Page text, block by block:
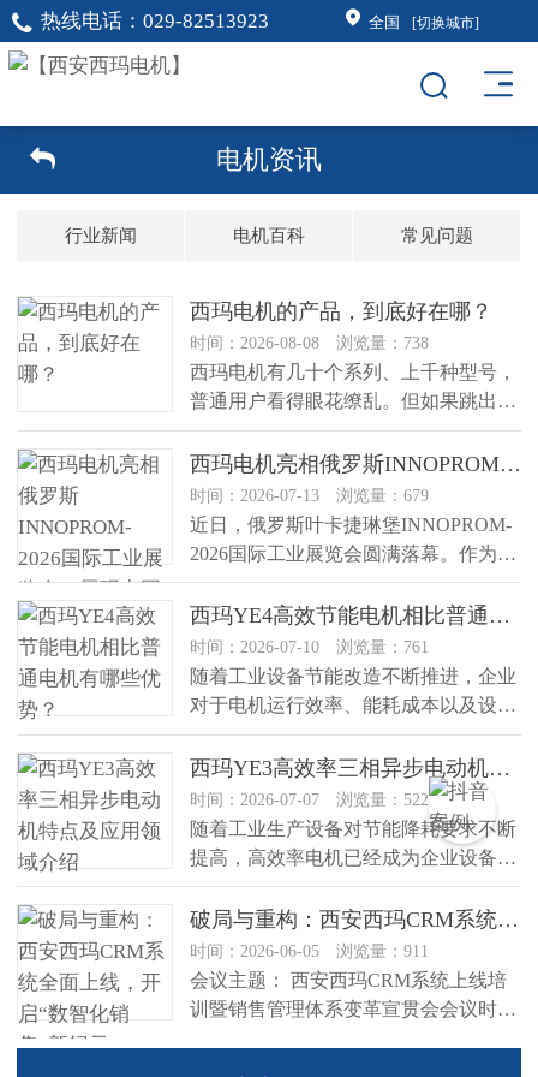
热线电话： 029-82513923 全国 [切换城市]
电机资讯
行业新闻 电机百科 常见问题
西玛电机的产品，到底好在哪？
时间：2026-08-08 浏览量：738
西玛电机有几十个系列、上千种型号，
普通用户看得眼花缭乱。但如果跳出型
号表，从“这台电机用在什么地方、...
西玛电机亮相俄罗斯INNOPROM-2026国际工业展览会，展现中国工业电机制造实力
时间：2026-07-13 浏览量：679
近日，俄罗斯叶卡捷琳堡INNOPROM-
2026国际工业展览会圆满落幕。作为俄
罗斯重要的工业技术交流...
西玛YE4高效节能电机相比普通电机有哪些优势？
时间：2026-07-10 浏览量：761
随着工业设备节能改造不断推进，企业
对于电机运行效率、能耗成本以及设备
可靠性的关注越来越高。作为工业生...
西玛YE3高效率三相异步电动机特点及应用领域介绍
时间：2026-07-07 浏览量：522
随着工业生产设备对节能降耗要求不断
提高，高效率电机已经成为企业设备升
级的重要选择。西玛YE3高效率三...
破局与重构：西安西玛CRM系统全面上线，开启“数智化销售”新纪元
时间：2026-06-05 浏览量：911
会议主题： 西安西玛CRM系统上线培
训暨销售管理体系变革宣贯会会议时